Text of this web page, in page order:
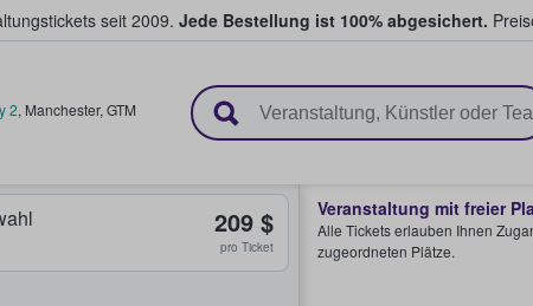
seit 2009. Jede Bestellung ist 100% abgesichert.
& verkaufen
2, Manchester, GTM
209 $
pro Ticket
Veranstaltung mit freier
Alle Tickets erlauben Ihnen
zugeordneten Plätze.